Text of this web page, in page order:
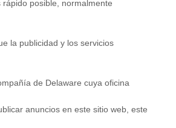
posible, normalmente
la publicidad y los servicios
de Delaware cuya oficina
anuncios en este sitio web, este